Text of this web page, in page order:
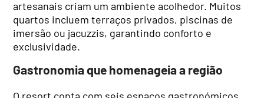
artesanais criam um ambiente acolhedor. Muitos
quartos incluem terraços privados, piscinas de
imersão ou jacuzzis, garantindo conforto e
exclusividade.
Gastronomia que homenageia a região